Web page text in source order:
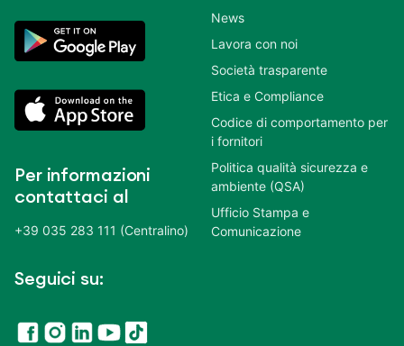
Per informazioni
contattaci al
+39 035 283 111 (Centralino)
Seguici su:
News
Lavora con noi
Società trasparente
Etica e Compliance
Codice di comportamento per
i fornitori
Politica qualità sicurezza e
ambiente (QSA)
Ufficio Stampa e
Comunicazione